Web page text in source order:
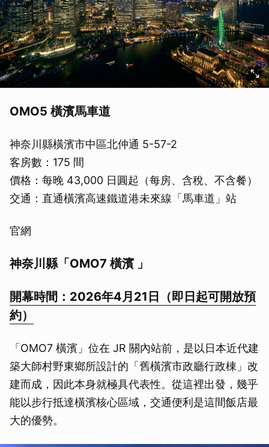
OMO5 橫濱馬車道
神奈川縣橫濱市中區北仲通 5-57-2
客房數：175 間
價格：每晚 43,000 日圓起（每房、含稅、不含餐）
交通：直通橫濱高速鐵道港未來線「馬車道」站
官網
神奈川縣「OMO7 橫濱 」
開幕時間：2026年4月21日（即日起可開放預
約）
「OMO7 橫濱」位在 JR 關內站前，是以日本近代建
築大師村野東鄉所設計的「舊橫濱市政廳行政棟」改
建而成，因此本身就極具代表性。從這裡出發，幾乎
能以步行抵達橫濱核心區域，交通便利是這間飯店最
大的優勢。